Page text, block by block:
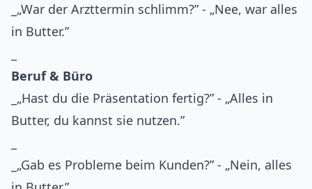
_„War der Arzttermin schlimm?” - „Nee, war alles
in Butter.”
Beruf & Büro
_„Hast du die Präsentation fertig?” - „Alles in
Butter, du kannst sie nutzen.”
_„Gab es Probleme beim Kunden?” - „Nein, alles